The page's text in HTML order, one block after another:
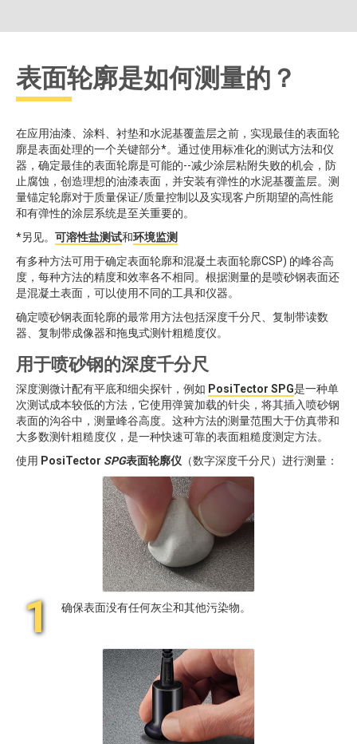
表面轮廓是如何测量的？
在应用油漆、涂料、衬垫和水泥基覆盖层之前，实现最佳的表面轮
廓是表面处理的一个关键部分*。通过使用标准化的测试方法和仪
器，确定最佳的表面轮廓是可能的--减少涂层粘附失败的机会，防
止腐蚀，创造理想的油漆表面，并安装有弹性的水泥基覆盖层。测
量锚定轮廓对于质量保证/质量控制以及实现客户所期望的高性能
和有弹性的涂层系统是至关重要的。
*另见。 可溶性盐测试和环境监测
有多种方法可用于确定表面轮廓和混凝土表面轮廓CSP) 的峰谷高
度，每种方法的精度和效率各不相同。根据测量的是喷砂钢表面还
是混凝土表面，可以使用不同的工具和仪器。
确定喷砂钢表面轮廓的最常用方法包括深度千分尺、复制带读数
器、复制带成像器和拖曳式测针粗糙度仪。
用于喷砂钢的深度千分尺
深度测微计配有平底和细尖探针，例如 PosiTector SPG是一种单
次测试成本较低的方法，它使用弹簧加载的针尖，将其插入喷砂钢
表面的沟谷中，测量峰谷高度。这种方法的测量范围大于仿真带和
大多数测针粗糙度仪，是一种快速可靠的表面粗糙度测定方法。
使用 PosiTector SPG表面轮廓仪 （数字深度千分尺）进行测量：
1 确保表面没有任何灰尘和其他污染物。